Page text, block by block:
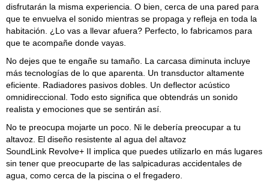
disfrutarán la misma experiencia. O bien, cerca de una pared para
que te envuelva el sonido mientras se propaga y refleja en toda la
habitación. ¿Lo vas a llevar afuera? Perfecto, lo fabricamos para
que te acompañe donde vayas.
No dejes que te engañe su tamaño. La carcasa diminuta incluye
más tecnologías de lo que aparenta. Un transductor altamente
eficiente. Radiadores pasivos dobles. Un deflector acústico
omnidireccional. Todo esto significa que obtendrás un sonido
realista y emociones que se sentirán así.
No te preocupa mojarte un poco. Ni le debería preocupar a tu
altavoz. El diseño resistente al agua del altavoz
SoundLink Revolve+ II implica que puedes utilizarlo en más lugares
sin tener que preocuparte de las salpicaduras accidentales de
agua, como cerca de la piscina o el fregadero.